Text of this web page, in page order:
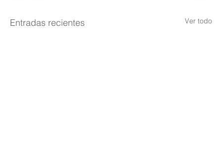
Entradas recientes Ver todo